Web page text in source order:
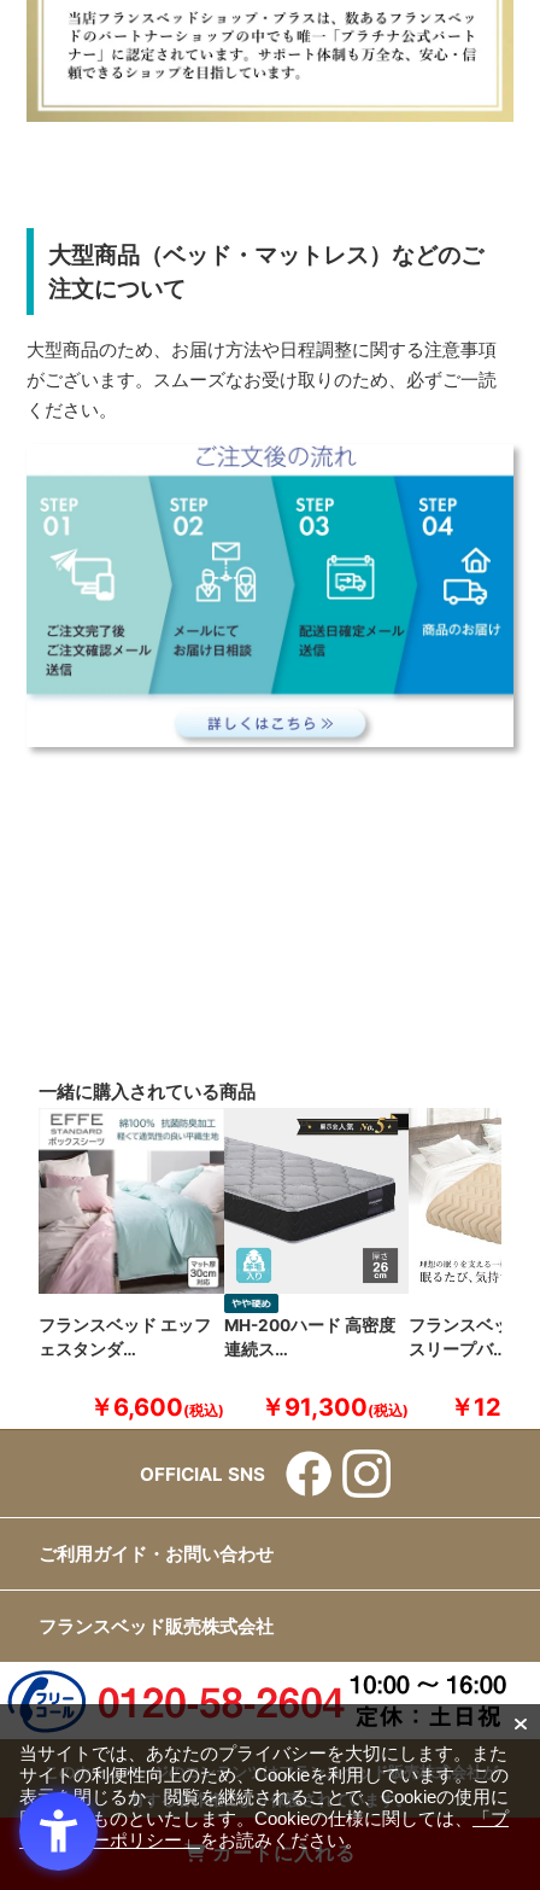
カートに入れる
大型商品（ベッド・マットレス）などのご
注文について
大型商品のため、お届け方法や日程調整に関する注意事項
がございます。スムーズなお受け取りのため、必ずご一読
ください。
一緒に購入されている商品
フランスベッド エッフ
ェスタンダ…
￥6,600
MH-200ハード 高密度
連続ス…
￥91,300
フランスベッド
スリープバ…
￥
OFFICIAL SNS
ご利用ガイド・お問い合わせ
フランスベッド販売株式会社
このホームページのコンテンツはフランスベッド販売株式会社が
有する著作権により保護されています。
すべての文章、画像、動画などを、私的利用の範囲を超えて、許
可なく複製、改変、転載することは禁じられています。
Copyright(c) FRANCEBED Sales Co., ltd. All Rights Reserved.
当サイトでは、あなたのプライバシーを大切にします。また
サイトの利便性向上のため、Cookieを利用しています。この
表示を閉じるか、閲覧を継続されることで、Cookieの使用に
同意するものといたします。Cookieの仕様に関しては、「プ
ライバシーポリシー」をお読みください。